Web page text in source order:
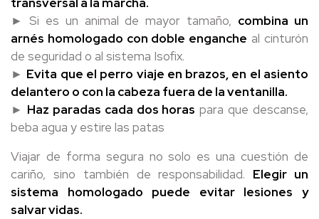
► Si es un animal de mayor tamaño, combina un
arnés homologado con doble enganche al cinturón
de seguridad o al sistema Isofix.
► Evita que el perro viaje en brazos, en el asiento
delantero o con la cabeza fuera de la ventanilla.
► Haz paradas cada dos horas para que descanse,
beba agua y estire las patas
Viajar de forma segura no solo es una cuestión de
cariño, sino también de responsabilidad. Elegir un
sistema homologado puede evitar lesiones y
salvar vidas.